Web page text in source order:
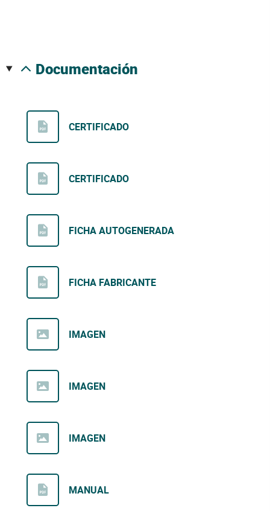
documentación
CERTIFICADO
CERTIFICADO
FICHA AUTOGENERADA
FICHA FABRICANTE
IMAGEN
IMAGEN
IMAGEN
MANUAL